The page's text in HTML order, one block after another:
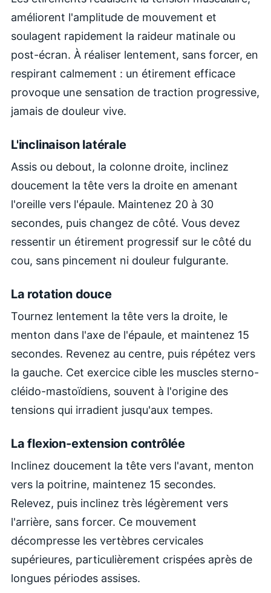
améliorent l'amplitude de mouvement et
soulagent rapidement la raideur matinale ou
post-écran. À réaliser lentement, sans forcer, en
respirant calmement : un étirement efficace
provoque une sensation de traction progressive,
jamais de douleur vive.
L'inclinaison latérale
Assis ou debout, la colonne droite, inclinez
doucement la tête vers la droite en amenant
l'oreille vers l'épaule. Maintenez 20 à 30
secondes, puis changez de côté. Vous devez
ressentir un étirement progressif sur le côté du
cou, sans pincement ni douleur fulgurante.
La rotation douce
Tournez lentement la tête vers la droite, le
menton dans l'axe de l'épaule, et maintenez 15
secondes. Revenez au centre, puis répétez vers
la gauche. Cet exercice cible les muscles sterno-
cléido-mastoïdiens, souvent à l'origine des
tensions qui irradient jusqu'aux tempes.
La flexion-extension contrôlée
Inclinez doucement la tête vers l'avant, menton
vers la poitrine, maintenez 15 secondes.
Relevez, puis inclinez très légèrement vers
l'arrière, sans forcer. Ce mouvement
décompresse les vertèbres cervicales
supérieures, particulièrement crispées après de
longues périodes assises.